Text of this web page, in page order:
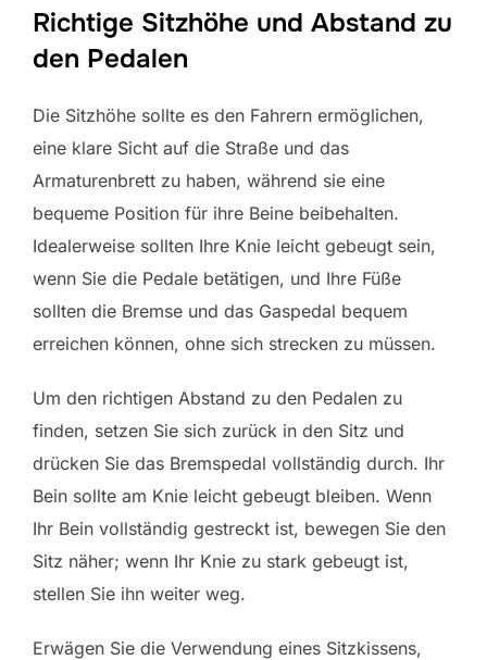
Richtige Sitzhöhe und Abstand zu
den Pedalen
Die Sitzhöhe sollte es den Fahrern ermöglichen,
eine klare Sicht auf die Straße und das
Armaturenbrett zu haben, während sie eine
bequeme Position für ihre Beine beibehalten.
Idealerweise sollten Ihre Knie leicht gebeugt sein,
wenn Sie die Pedale betätigen, und Ihre Füße
sollten die Bremse und das Gaspedal bequem
erreichen können, ohne sich strecken zu müssen.
Um den richtigen Abstand zu den Pedalen zu
finden, setzen Sie sich zurück in den Sitz und
drücken Sie das Bremspedal vollständig durch. Ihr
Bein sollte am Knie leicht gebeugt bleiben. Wenn
Ihr Bein vollständig gestreckt ist, bewegen Sie den
Sitz näher; wenn Ihr Knie zu stark gebeugt ist,
stellen Sie ihn weiter weg.
Erwägen Sie die Verwendung eines Sitzkissens,